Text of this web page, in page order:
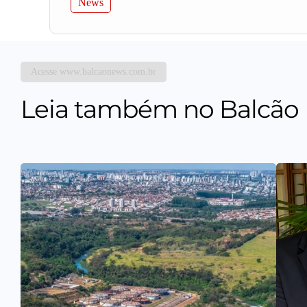
News
Acesse www.balcaonews.com.br
Leia também no Balcão